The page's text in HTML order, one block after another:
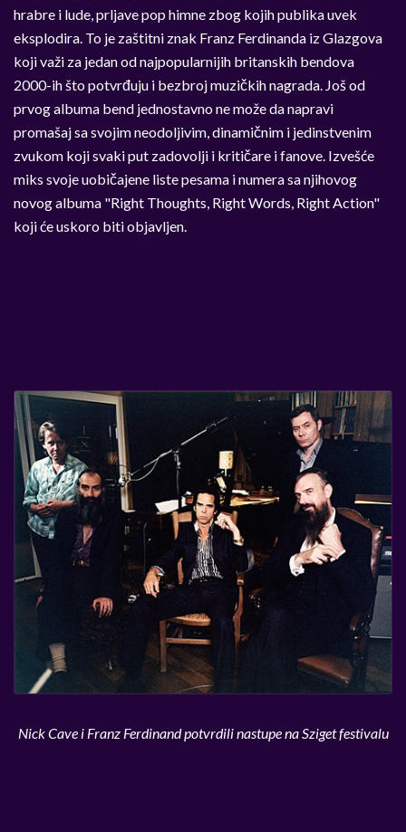
hrabre i lude, prljave pop himne zbog kojih publika uvek
eksplodira. To je zaštitni znak Franz Ferdinanda iz Glazgova
koji važi za jedan od najpopularnijih britanskih bendova
2000-ih što potvrđuju i bezbroj muzičkih nagrada. Još od
prvog albuma bend jednostavno ne može da napravi
promašaj sa svojim neodoljivim, dinamičnim i jedinstvenim
zvukom koji svaki put zadovolji i kritičare i fanove. Izvešće
miks svoje uobičajene liste pesama i numera sa njihovog
novog albuma "Right Thoughts, Right Words, Right Action"
koji će uskoro biti objavljen.
Nick Cave i Franz Ferdinand potvrdili nastupe na Sziget festivalu